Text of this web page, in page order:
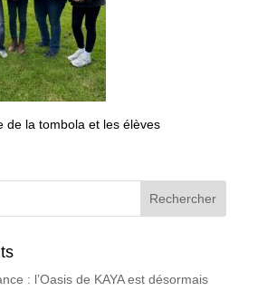
de la tombola et les élèves
: l’Oasis de KAYA est désormais